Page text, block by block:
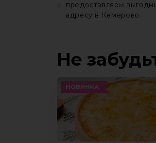
предоставляем
адресу в Кемерово.
Не
НОВИНКА